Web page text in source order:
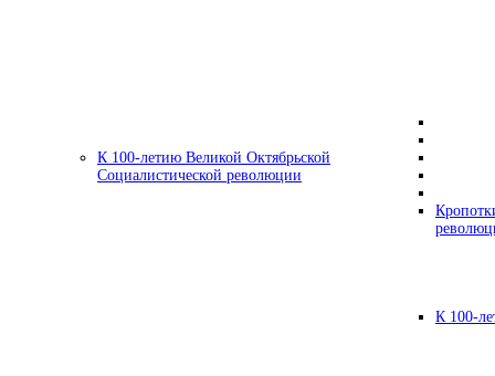
К 100-летию Великой Октябрьской
Социалистической революции
К 100-